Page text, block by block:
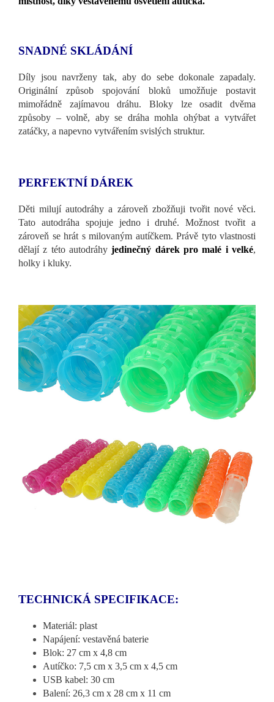
SNADNÉ SKLÁDÁNÍ
Díly jsou navrženy tak, aby do sebe dokonale zapadaly.
Originální způsob spojování bloků umožňuje postavit
mimořádně zajímavou dráhu. Bloky lze osadit dvěma
způsoby – volně, aby se dráha mohla ohýbat a vytvářet
zatáčky, a napevno vytvářením svislých struktur.
PERFEKTNÍ DÁREK
Děti milují autodráhy a zároveň zbožňuji tvořit nové věci.
Tato autodráha spojuje jedno i druhé. Možnost tvořit a
zároveň se hrát s milovaným autíčkem. Právě tyto vlastnosti
dělají z této autodráhy jedinečný dárek pro malé i velké,
holky i kluky.
TECHNICKÁ SPECIFIKACE:
Materiál: plast
Napájení: vestavěná baterie
Blok: 27 cm x 4,8 cm
Autíčko: 7,5 cm x 3,5 cm x 4,5 cm
USB kabel: 30 cm
Balení: 26,3 cm x 28 cm x 11 cm